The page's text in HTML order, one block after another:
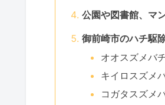
公園や図書館、マ
御前崎市のハチ駆
オオスズメバ
キイロスズメ
コガタスズメ